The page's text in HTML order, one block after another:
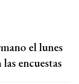
el lunes
encuestas